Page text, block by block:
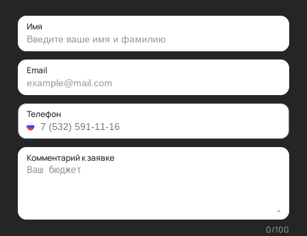
Имя
Email
Телефон
Комментарий к заявке
0/100